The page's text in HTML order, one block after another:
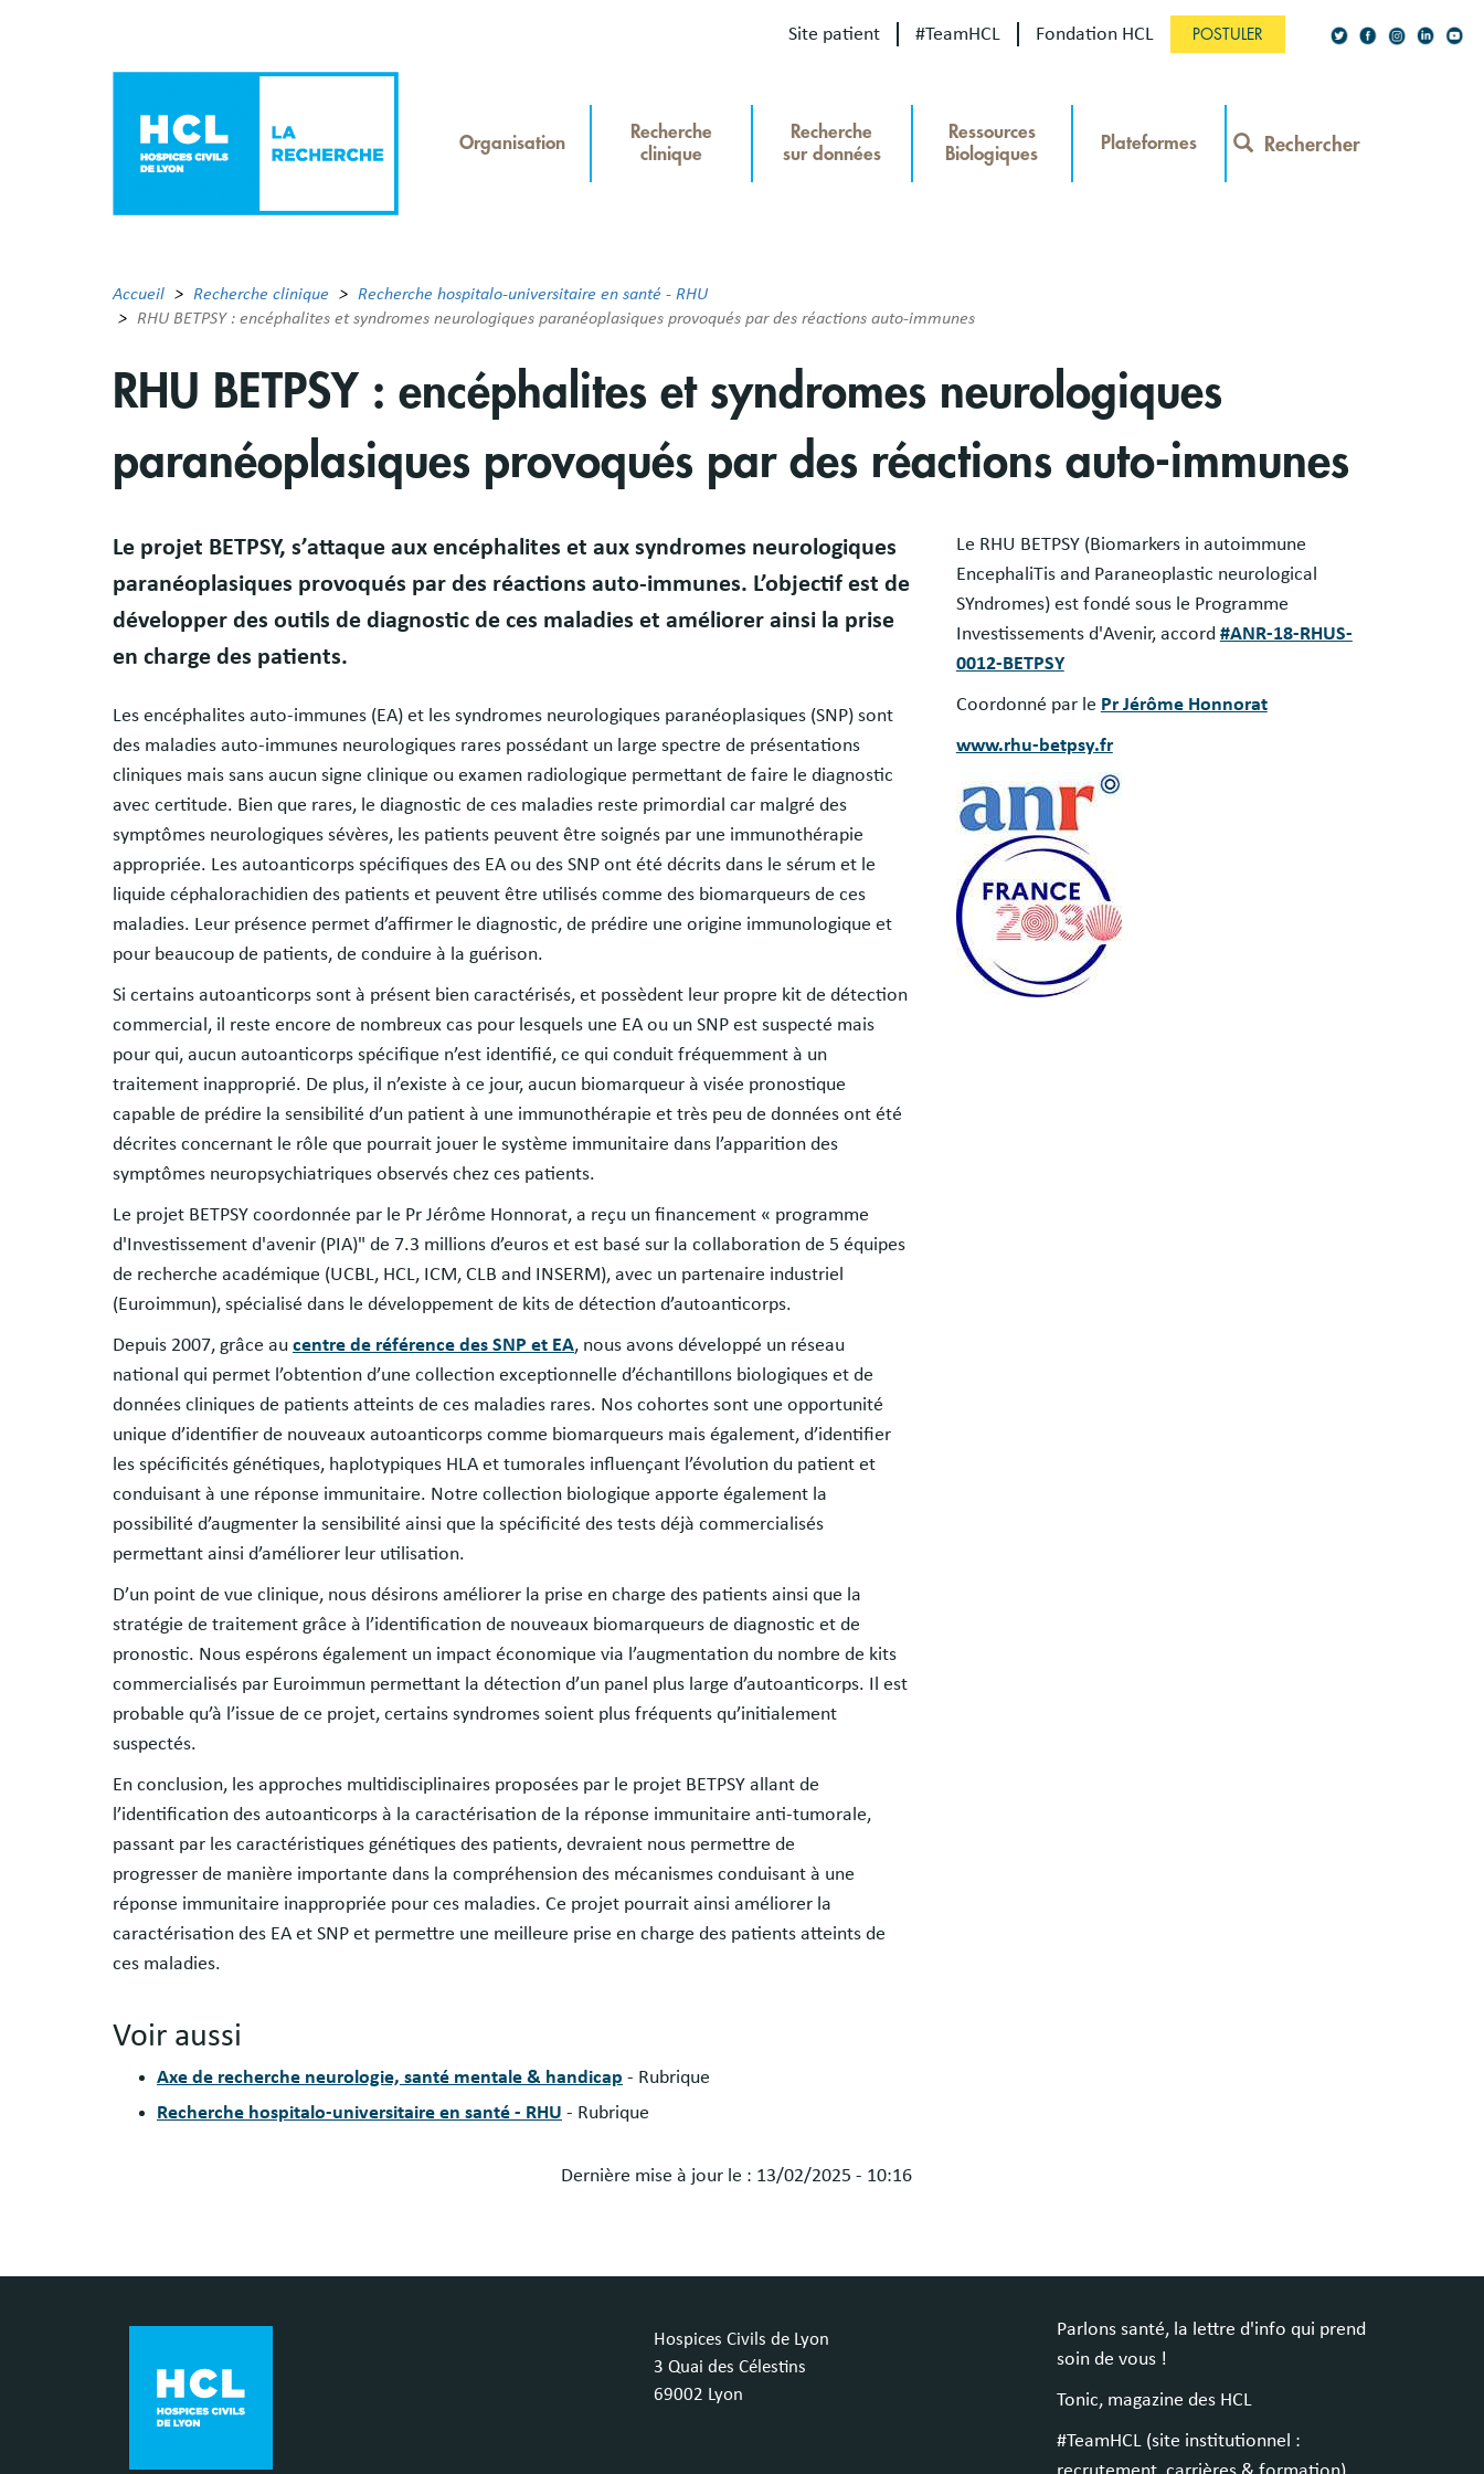
site
Recherche
Site patient #TeamHCL Fondation HCL POSTULER
Network
Organisation
Recherche
clinique
Recherche
sur données
Ressources
Biologiques
Plateformes Rechercher
Accueil Recherche clinique
Recherche hospitalo-universitaire en santé - RHU
RHU BETPSY : encéphalites et syndromes neurologiques paranéoplasiques provoqués par des réactions auto-immunes
RHU BETPSY : encéphalites et syndromes neurologiques
paranéoplasiques provoqués par des réactions auto-immunes
Résumé
Le projet BETPSY, s’attaque aux encéphalites et aux syndromes neurologiques
paranéoplasiques provoqués par des réactions auto-immunes. L’objectif est de
développer des outils de diagnostic de ces maladies et améliorer ainsi la prise
en charge des patients.
Les encéphalites auto-immunes (EA) et les syndromes neurologiques paranéoplasiques (SNP) sont
des maladies auto-immunes neurologiques rares possédant un large spectre de présentations
cliniques mais sans aucun signe clinique ou examen radiologique permettant de faire le diagnostic
avec certitude. Bien que rares, le diagnostic de ces maladies reste primordial car malgré des
symptômes neurologiques sévères, les patients peuvent être soignés par une immunothérapie
appropriée. Les autoanticorps spécifiques des EA ou des SNP ont été décrits dans le sérum et le
liquide céphalorachidien des patients et peuvent être utilisés comme des biomarqueurs de ces
maladies. Leur présence permet d’affirmer le diagnostic, de prédire une origine immunologique et
pour beaucoup de patients, de conduire à la guérison.
Si certains autoanticorps sont à présent bien caractérisés, et possèdent leur propre kit de détection
commercial, il reste encore de nombreux cas pour lesquels une EA ou un SNP est suspecté mais
pour qui, aucun autoanticorps spécifique n’est identifié, ce qui conduit fréquemment à un
traitement inapproprié. De plus, il n’existe à ce jour, aucun biomarqueur à visée pronostique
capable de prédire la sensibilité d’un patient à une immunothérapie et très peu de données ont été
décrites concernant le rôle que pourrait jouer le système immunitaire dans l’apparition des
symptômes neuropsychiatriques observés chez ces patients.
Le projet BETPSY coordonnée par le Pr Jérôme Honnorat, a reçu un financement « programme
d'Investissement d'avenir (PIA)" de 7.3 millions d’euros et est basé sur la collaboration de 5 équipes
de recherche académique (UCBL, HCL, ICM, CLB and INSERM), avec un partenaire industriel
(Euroimmun), spécialisé dans le développement de kits de détection d’autoanticorps.
Depuis 2007, grâce au centre de référence des SNP et EA, nous avons développé un réseau
national qui permet l’obtention d’une collection exceptionnelle d’échantillons biologiques et de
données cliniques de patients atteints de ces maladies rares. Nos cohortes sont une opportunité
unique d’identifier de nouveaux autoanticorps comme biomarqueurs mais également, d’identifier
les spécificités génétiques, haplotypiques HLA et tumorales influençant l’évolution du patient et
conduisant à une réponse immunitaire. Notre collection biologique apporte également la
possibilité d’augmenter la sensibilité ainsi que la spécificité des tests déjà commercialisés
permettant ainsi d’améliorer leur utilisation.
D’un point de vue clinique, nous désirons améliorer la prise en charge des patients ainsi que la
stratégie de traitement grâce à l’identification de nouveaux biomarqueurs de diagnostic et de
pronostic. Nous espérons également un impact économique via l’augmentation du nombre de kits
commercialisés par Euroimmun permettant la détection d’un panel plus large d’autoanticorps. Il est
probable qu’à l’issue de ce projet, certains syndromes soient plus fréquents qu’initialement
suspectés.
En conclusion, les approches multidisciplinaires proposées par le projet BETPSY allant de
l’identification des autoanticorps à la caractérisation de la réponse immunitaire anti-tumorale,
passant par les caractéristiques génétiques des patients, devraient nous permettre de
progresser de manière importante dans la compréhension des mécanismes conduisant à une
réponse immunitaire inappropriée pour ces maladies. Ce projet pourrait ainsi améliorer la
caractérisation des EA et SNP et permettre une meilleure prise en charge des patients atteints de
ces maladies.
Voir aussi
Axe de recherche neurologie, santé mentale & handicap - Rubrique
Recherche hospitalo-universitaire en santé - RHU - Rubrique
Dernière mise à jour le : 13/02/2025 - 10:16
Blocs
libres
Le RHU BETPSY (Biomarkers in autoimmune
EncephaliTis and Paraneoplastic neurological
SYndromes) est fondé sous le Programme
Investissements d'Avenir, accord #ANR-18-RHUS-
0012-BETPSY
Coordonné par le Pr Jérôme Honnorat
www.rhu-betpsy.fr
Image
Image
Hospices Civils de Lyon
3 Quai des Célestins
69002 Lyon
Parlons santé, la lettre d'info qui prend
soin de vous !
Tonic, magazine des HCL
#TeamHCL (site institutionnel :